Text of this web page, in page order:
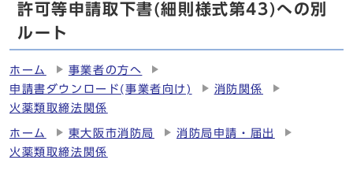
許可等申請取下書(細則様式第43)への別
ルート
ホーム
事業者の方へ
申請書ダウンロード(事業者向け)
消防関係
火薬類取締法関係
ホーム 東大阪市消防局
消防局申請・届出
火薬類取締法関係